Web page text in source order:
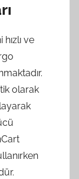
ve
olarak